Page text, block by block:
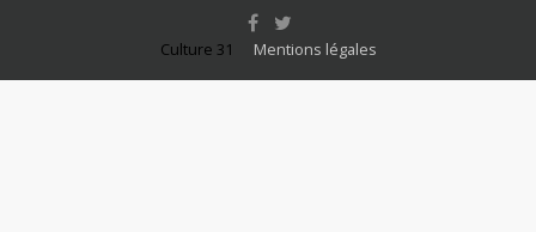
Culture 31 Mentions légales